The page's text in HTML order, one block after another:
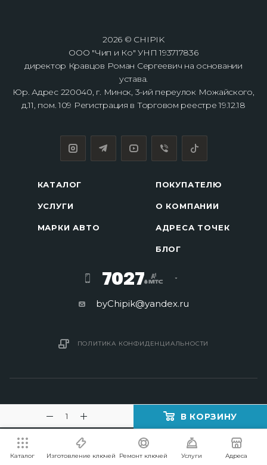
В КОРЗИНУ
2026 © CHIPIK
ООО "Чип и Ко" УНП 193717836
директор Кравцов Роман Сергеевич на основании
устава.
Юр. Адрес 220040, г. Минск, 3-ий переулок Можайского,
д.11, пом. 109 Регистрация в Торговом реестре 19.12.18
КАТАЛОГ
УСЛУГИ
МАРКИ АВТО
ПОКУПАТЕЛЮ
О КОМПАНИИ
АДРЕСА ТОЧЕК
БЛОГ
7027
byChipik@yandex.ru
ПОЛИТИКА КОНФИДЕНЦИАЛЬНОСТИ
2016 - 2026 © Изготовление ключей в Минске
Каталог Изготовление ключей Ремонт ключей Услуги Адреса